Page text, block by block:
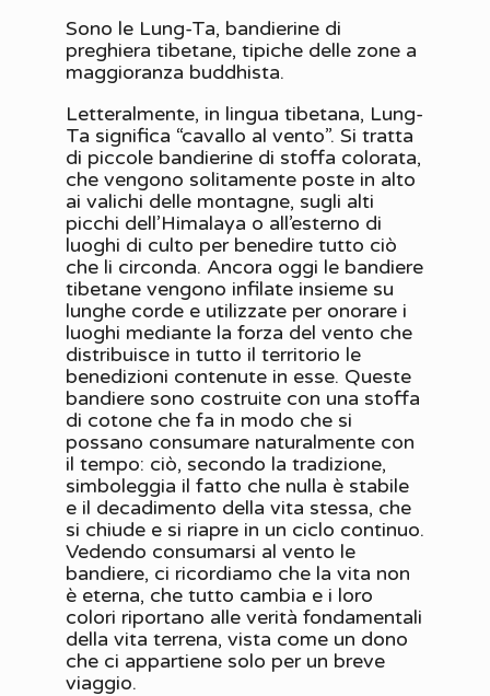
Sono le Lung-Ta, bandierine di
preghiera tibetane, tipiche delle zone a
maggioranza buddhista.
Letteralmente, in lingua tibetana, Lung-
Ta significa “cavallo al vento”. Si tratta
di piccole bandierine di stoffa colorata,
che vengono solitamente poste in alto
ai valichi delle montagne, sugli alti
picchi dell’Himalaya o all’esterno di
luoghi di culto per benedire tutto ciò
che li circonda. Ancora oggi le bandiere
tibetane vengono infilate insieme su
lunghe corde e utilizzate per onorare i
luoghi mediante la forza del vento che
distribuisce in tutto il territorio le
benedizioni contenute in esse. Queste
bandiere sono costruite con una stoffa
di cotone che fa in modo che si
possano consumare naturalmente con
il tempo: ciò, secondo la tradizione,
simboleggia il fatto che nulla è stabile
e il decadimento della vita stessa, che
si chiude e si riapre in un ciclo continuo.
Vedendo consumarsi al vento le
bandiere, ci ricordiamo che la vita non
è eterna, che tutto cambia e i loro
colori riportano alle verità fondamentali
della vita terrena, vista come un dono
che ci appartiene solo per un breve
viaggio.